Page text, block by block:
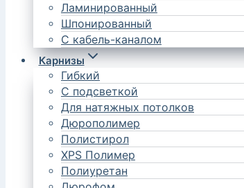
Ламинированный
Шпонированный
С кабель-каналом
Карнизы
Гибкий
С подсветкой
Для натяжных потолков
Дюрополимер
Полистирол
XPS Полимер
Полиуретан